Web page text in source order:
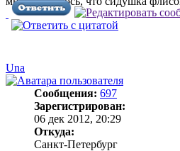
Una
Сообщения: 697
Зарегистрирован:
06 дек 2012, 20:29
Откуда:
Санкт-Петербург